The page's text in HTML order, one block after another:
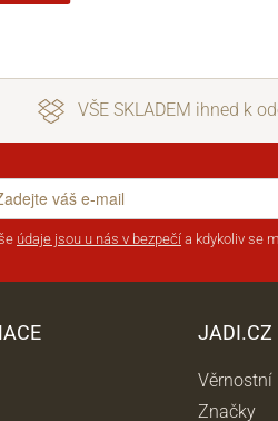
VŠE SKLADEM ihned k
údaje jsou u nás v bezpečí a kdykoliv se
JADI.CZ
Věrnostní
Značky